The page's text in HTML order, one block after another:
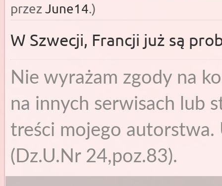
przezJune14.)
W Szwecji, Francji już są
Nie wyrażam zgody na
na innych serwisach lub
treści mojego
(Dz.U.Nr 24,poz.83).